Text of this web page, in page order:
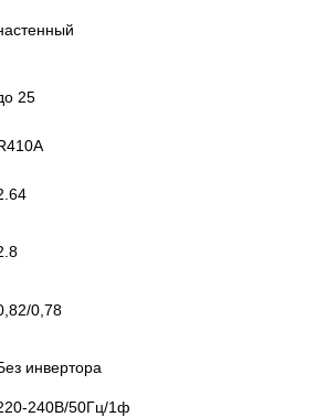
25
0,78
инвертора
240В/50Гц/1ф